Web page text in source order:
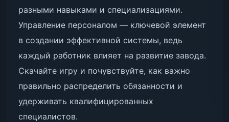
разными навыками и специализациями.
Управление персоналом — ключевой элемент
в создании эффективной системы, ведь
каждый работник влияет на развитие завода.
Скачайте игру и почувствуйте, как важно
правильно распределить обязанности и
удерживать квалифицированных
специалистов.